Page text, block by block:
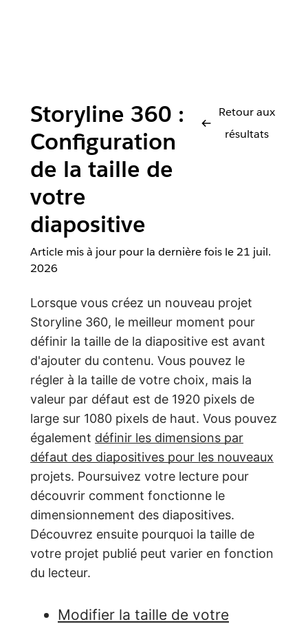
Storyline 360 :
Configuration
de la taille de
votre
diapositive
Retour aux
résultats
Article mis à jour pour la dernière fois le 21 juil.
2026
Lorsque vous créez un nouveau projet
Storyline 360, le meilleur moment pour
définir la taille de la diapositive est avant
d'ajouter du contenu. Vous pouvez le
régler à la taille de votre choix, mais la
valeur par défaut est de 1920 pixels de
large sur 1080 pixels de haut. Vous pouvez
également définir les dimensions par
défaut des diapositives pour les nouveaux
projets. Poursuivez votre lecture pour
découvrir comment fonctionne le
dimensionnement des diapositives.
Découvrez ensuite pourquoi la taille de
votre projet publié peut varier en fonction
du lecteur.
Modifier la taille de votre